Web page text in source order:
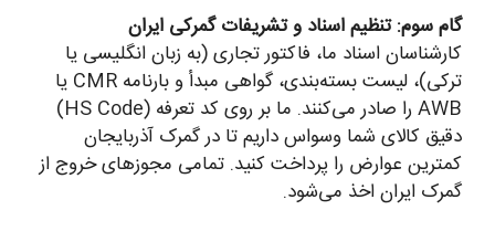
گام سوم: تنظیم اسناد و تشریفات گمرکی ایران
کارشناسان اسناد ما، فاکتور تجاری (به زبان انگلیسی یا
ترکی)، لیست بسته‌بندی، گواهی مبدأ و بارنامه CMR یا
AWB را صادر می‌کنند. ما بر روی کد تعرفه (HS Code)
دقیق کالای شما وسواس داریم تا در گمرک آذربایجان
کمترین عوارض را پرداخت کنید. تمامی مجوزهای خروج از
گمرک ایران اخذ می‌شود.